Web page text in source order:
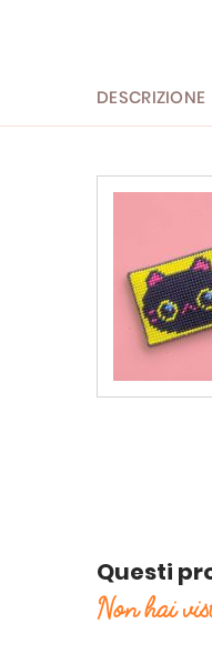
immagini
DESCRIZIONE
Questi
Non hai